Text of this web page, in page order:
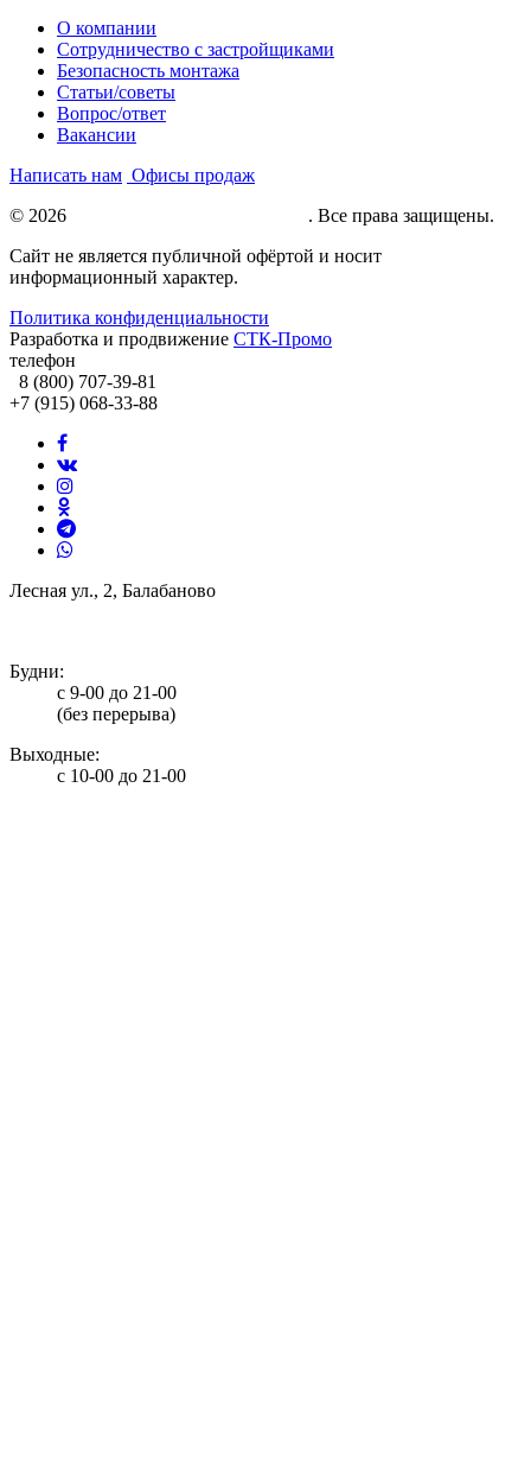
О компании
Сотрудничество с застройщиками
Безопасность монтажа
Статьи/советы
Вопрос/ответ
Вакансии
Написать нам Офисы продаж
© 2026
. Все права защищены.
Сайт не является публичной офёртой и носит
информационный характер.
Политика конфиденциальности
Разработка и продвижение СТК-Промо
телефон
8 (800) 707-39-81
+7 (915) 068-33-88
Лесная ул., 2, Балабаново
Будни:
с 9-00 до 21-00
(без перерыва)
Выходные:
с 10-00 до 21-00